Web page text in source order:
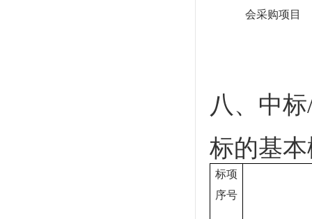
会采购项目
八、中标
标的基
标项
序号